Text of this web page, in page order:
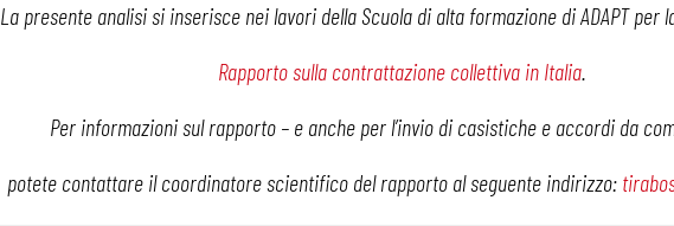
La presente analisi si inserisce nei lavori della Scuola di alta formazione di ADAPT per
Rapporto sulla contrattazione collettiva in Italia.
Per informazioni sul rapporto – e anche per l’invio di casistiche e accordi da
potete contattare il coordinatore scientifico del rapporto al seguente indirizzo: